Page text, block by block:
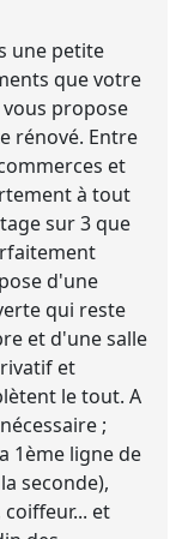
une petite
que votre
vous propose
rénové. Entre
et
à tout
sur 3 que
d'une
qui reste
et d'une salle
et
le tout. A
;
1ème ligne de
seconde),
et